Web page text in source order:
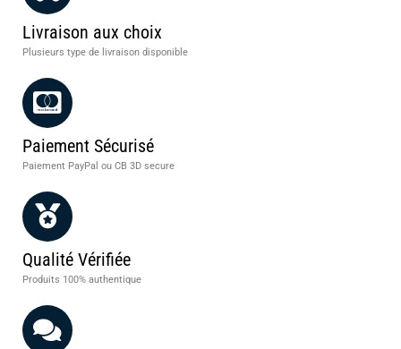
Livraison aux choix
Plusieurs type de livraison disponible
Paiement Sécurisé
Paiement PayPal ou CB 3D secure
Qualité Vérifiée
Produits 100% authentique